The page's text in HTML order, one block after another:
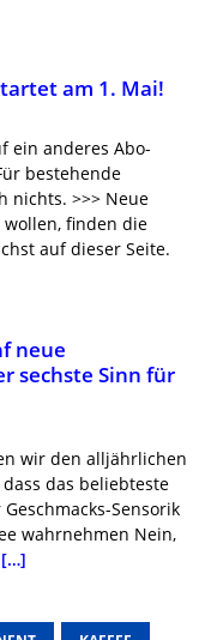
am 1. Mai!
ein anderes Abo-
bestehende
nichts. >>> Neue
finden die
auf dieser Seite.
neue
sechste Sinn für
wir den alljährlichen
das beliebteste
Sensorik
wahrnehmen Nein,
[…]